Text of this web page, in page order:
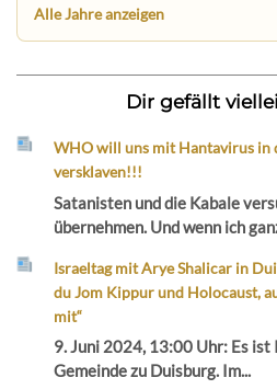
Alle Jahre anzeigen
Dir gefällt
WHO will uns mit Hantavirus in
versklaven!!!
Satanisten und die Kabale
übernehmen. Und wenn ich
Israeltag mit Arye Shalicar in
du Jom Kippur und Holocaust,
mit“
9. Juni 2024, 13:00 Uhr: Es
Gemeinde zu Duisburg. Im...